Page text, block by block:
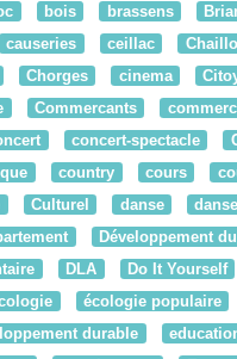
bois brassens
causeries ceillac Chaillol
Chorges cinema
Commercants
concert-spectacle
country cours
Culturel danse
Développement
DLA Do It Yourself
écologie populaire
durable